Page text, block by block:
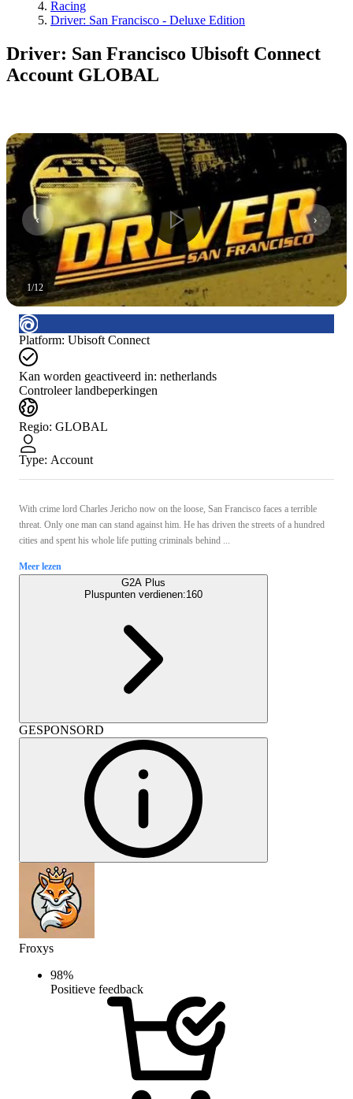
Racing
Driver: San Francisco - Deluxe Edition
Driver: San Francisco Ubisoft Connect
Account GLOBAL
1/12
Platform: Ubisoft Connect
Kan worden geactiveerd in: netherlands
Controleer landbeperkingen
Regio: GLOBAL
Type: Account
With crime lord Charles Jericho now on the loose, San Francisco faces a terrible
threat. Only one man can stand against him. He has driven the streets of a hundred
cities and spent his whole life putting criminals behind ...
Meer lezen
G2A Plus
Pluspunten verdienen:160
GESPONSORD
Froxys
98%
Positieve feedback